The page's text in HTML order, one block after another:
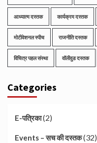
आध्यात्म दस्तक कार्यक्रम दस्तक
मोटीवेशनल स्पीच राजनीति दस्तक
विचित्र पहल संस्था वॉलीवुड दस्तक
Categories
E-पत्रिका(2)
Events – सच की दस्तक(32)